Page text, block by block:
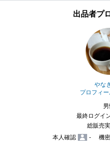
出品者プ
やな
プロフィ
最終ログイ
総販売
本人確認
- 機